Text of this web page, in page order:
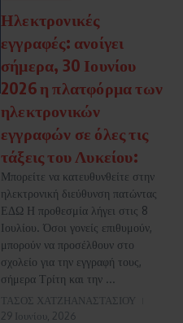
Ηλεκτρονικές
εγγραφές: ανοίγει
σήμερα, 30 Ιουνίου
2026 η πλατφόρμα των
ηλεκτρονικών
εγγραφών σε όλες τις
τάξεις του Λυκείου:
Μπορείτε να κατευθυνθείτε στην
ηλεκτρονική διεύθυνση πατώντας
ΕΔΩ Η προθεσμία λήγει στις 8
Ιουλίου. Όσοι γονείς επιθυμούν,
μπορούν να προσέλθουν στο
σχολείο για την εγγραφή τους,
σήμερα Τρίτη και την ...
ΤΑΣΟΣ ΧΑΤΖΗΑΝΑΣΤΑΣΙΟΥ
29 Ιουνίου, 2026